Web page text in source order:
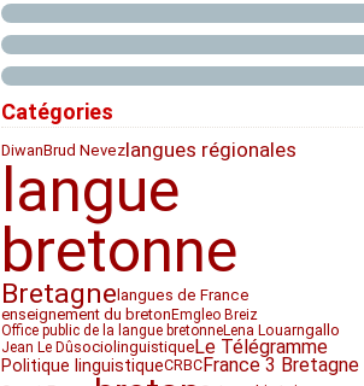
Catégories
DiwanBrud Nevezlangues régionales
langue
bretonne
Bretagnelangues de France
enseignement du breton Emgleo Breiz
Office public de la langue bretonneLena Louarngallo
Jean Le DûsociolinguistiqueLe Télégramme
Politique linguistiqueCRBCFrance 3 Bretagne